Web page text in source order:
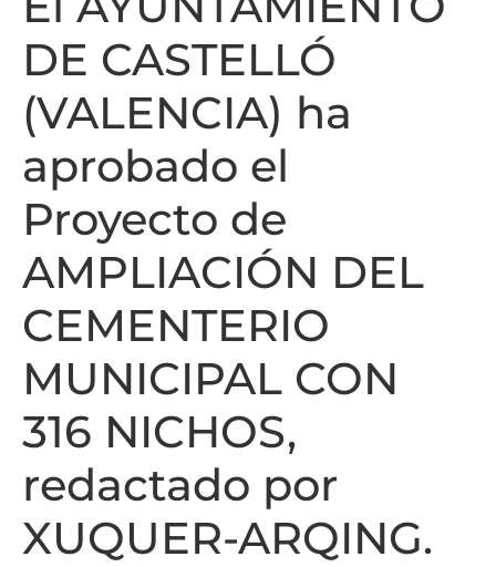
DE CASTELLÓ
(VALENCIA) ha
aprobado el
Proyecto de
AMPLIACIÓN DEL
CEMENTERIO
MUNICIPAL CON
316 NICHOS,
redactado por
XUQUER-ARQING.